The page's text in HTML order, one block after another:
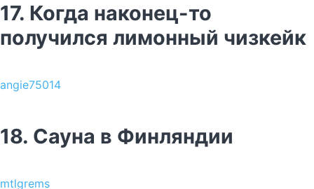
17. Когда наконец-то
получился лимонный чизкейк
angie75014
18. Сауна в Финляндии
mtlgrems